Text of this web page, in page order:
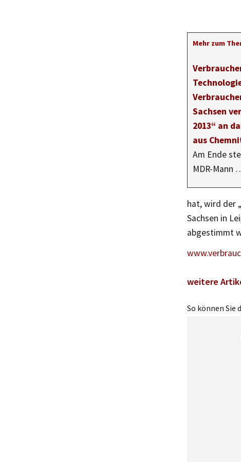
Mehr zum
Sachsen
2013“ an
aus
Am Ende
MDR-Mann
hat, wird der
Sachsen in
abgestimmt
weitere
So können